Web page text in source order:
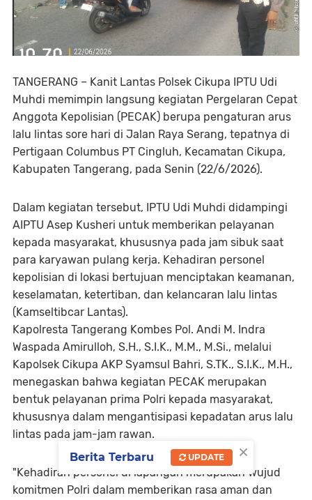
TANGERANG – Kanit Lantas Polsek Cikupa IPTU Udi
Muhdi memimpin langsung kegiatan Pergelaran Cepat
Anggota Kepolisian (PECAK) berupa pengaturan arus
lalu lintas sore hari di Jalan Raya Serang, tepatnya di
Pertigaan Columbus PT Cingluh, Kecamatan Cikupa,
Kabupaten Tangerang, pada Senin (22/6/2026).
Dalam kegiatan tersebut, IPTU Udi Muhdi didampingi
AIPTU Asep Kusheri untuk memberikan pelayanan
kepada masyarakat, khususnya pada jam sibuk saat
para karyawan pulang kerja. Kehadiran personel
kepolisian di lokasi bertujuan menciptakan keamanan,
keselamatan, ketertiban, dan kelancaran lalu lintas
(Kamseltibcar Lantas).
Kapolresta Tangerang Kombes Pol. Andi M. Indra
Waspada Amirulloh, S.H., S.I.K., M.M., M.Si., melalui
Kapolsek Cikupa AKP Syamsul Bahri, S.TK., S.I.K., M.H.,
menegaskan bahwa kegiatan PECAK merupakan
bentuk pelayanan prima Polri kepada masyarakat,
khususnya dalam mengantisipasi kepadatan arus lalu
lintas pada jam-jam rawan.
"Kehadiran personel di lapangan merupakan wujud
komitmen Polri dalam memberikan rasa aman dan
×
Berita Terbaru UPDATE